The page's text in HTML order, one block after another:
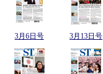
3月6日号 3月13日号